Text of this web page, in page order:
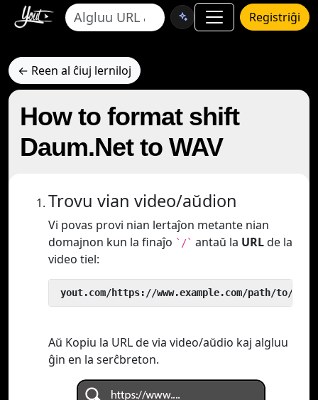
Registriĝi
← Reen al ĉiuj lerniloj
How to format shift
Daum.Net to WAV
Trovu vian video/aŭdion
Vi povas provi nian lertaĵon metante nian
domajnon kun la finaĵo `/` antaŭ la URLde la
video tiel:
yout.com/https://www.example.com/path/to/
Aŭ Kopiu la URL de via video/aŭdio kaj algluu
ĝin en la serĉbreton.